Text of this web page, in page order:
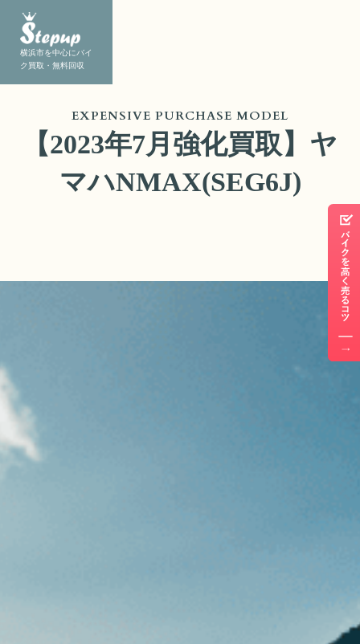
横浜市を中心にバイ
ク買取・無料回収
【2023年7月強化買取】ヤ
マハNMAX(SEG6J)
EXPENSIVE PURCHASE MODEL